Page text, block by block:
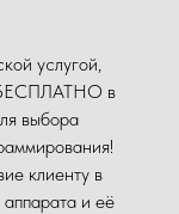
услугой,
БЕСПЛАТНО в
выбора
клиенту в
и её